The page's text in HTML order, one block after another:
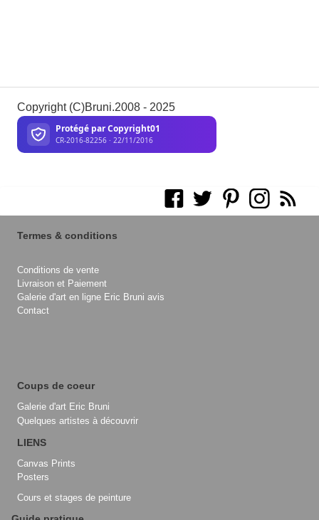
Copyright (C)Bruni.2008 - 2025
Termes & conditions
Conditions de vente
Livraison et Paiement
Galerie d'art en ligne Eric Bruni avis
Contact
Coups de coeur
Galerie d'art Eric Bruni
Quelques artistes à découvrir
LIENS
Canvas Prints
Posters
Cours et stages de peinture